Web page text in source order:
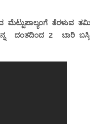
ತೆರಳುವ
ದಂತದಿಂದ 2
ಬಾರಿ